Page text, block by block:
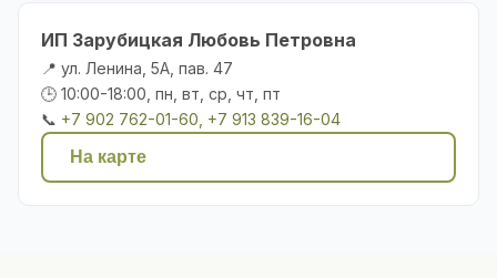
ИП Зарубицкая Любовь Петровна
📍 ул. Ленина, 5А, пав. 47
🕒 10:00-18:00, пн, вт, ср, чт, пт
📞 +7 902 762-01-60, +7 913 839-16-04
На карте